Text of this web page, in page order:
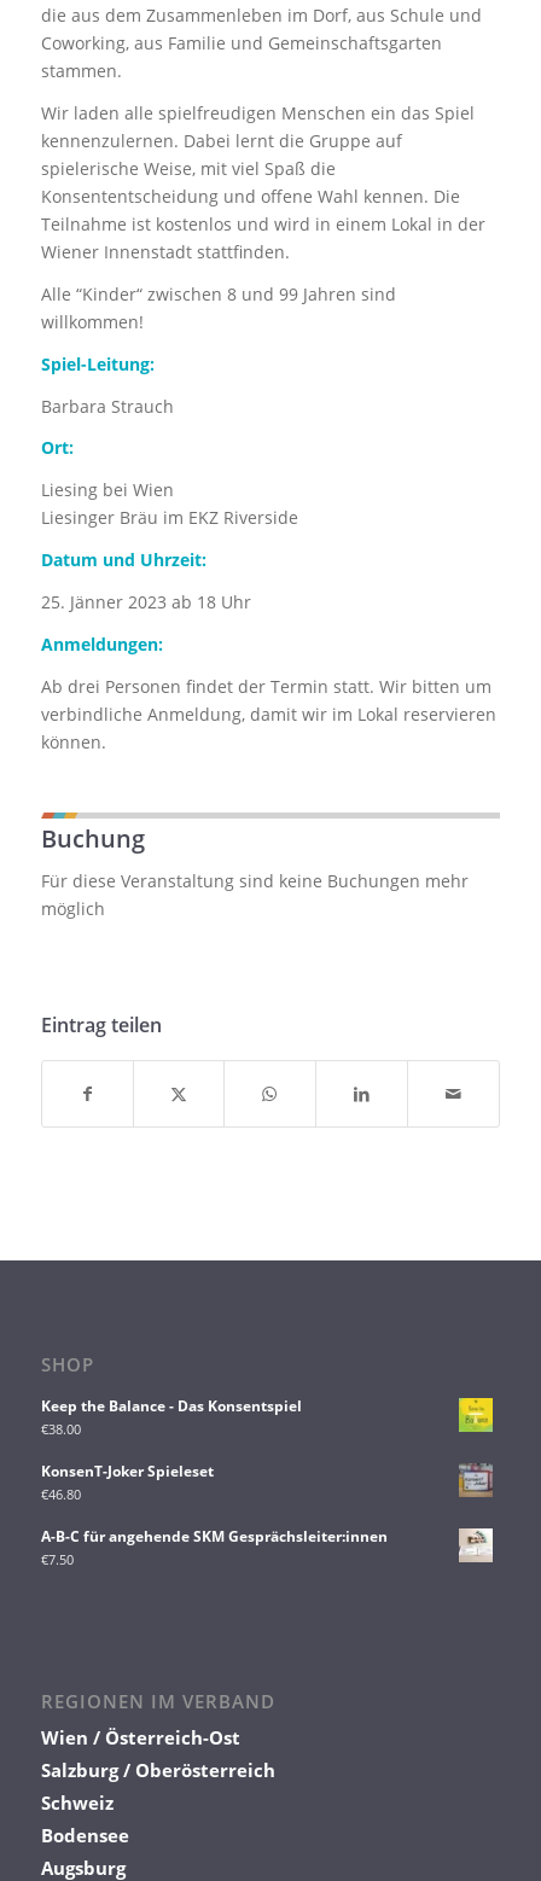
die aus dem Zusammenleben im Dorf, aus Schule und
Coworking, aus Familie und Gemeinschaftsgarten
stammen.
Wir laden alle spielfreudigen Menschen ein das Spiel
kennenzulernen. Dabei lernt die Gruppe auf
spielerische Weise, mit viel Spaß die
Konsententscheidung und offene Wahl kennen. Die
Teilnahme ist kostenlos und wird in einem Lokal in der
Wiener Innenstadt stattfinden.
Alle “Kinder“ zwischen 8 und 99 Jahren sind
willkommen!
Spiel-Leitung:
Barbara Strauch
Ort:
Liesing bei Wien
Liesinger Bräu im EKZ Riverside
Datum und Uhrzeit:
25. Jänner 2023 ab 18 Uhr
Anmeldungen:
Ab drei Personen findet der Termin statt. Wir bitten um
verbindliche Anmeldung, damit wir im Lokal reservieren
können.
Buchung
Für diese Veranstaltung sind keine Buchungen mehr
möglich
Eintrag teilen
SHOP
Keep the Balance - Das Konsentspiel
€38.00
KonsenT-Joker Spieleset
€46.80
A-B-C für angehende SKM Gesprächsleiter:innen
€7.50
REGIONEN IM VERBAND
Wien / Österreich-Ost
Salzburg / Oberösterreich
Schweiz
Bodensee
Augsburg